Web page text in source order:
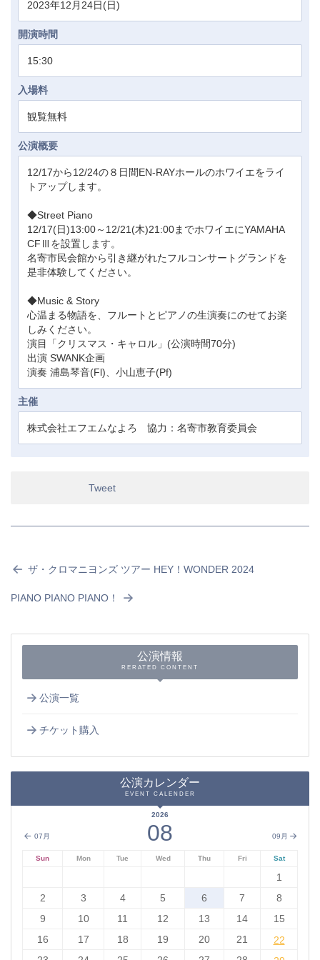
2023年12月24日(日)
開演時間
15:30
入場料
観覧無料
公演概要
12/17から12/24の８日間EN-RAYホールのホワイエをライ
トアップします。
◆Street Piano
12/17(日)13:00～12/21(木)21:00までホワイエにYAMAHA
CFⅢを設置します。
名寄市民会館から引き継がれたフルコンサートグランドを
是非体験してください。
◆Music & Story
心温まる物語を、フルートとピアノの生演奏にのせてお楽
しみください。
演目「クリスマス・キャロル」(公演時間70分)
出演 SWANK企画
演奏 浦島琴音(Fl)、小山恵子(Pf)
主催
株式会社エフエムなよろ 協力：名寄市教育委員会
Tweet
ザ・クロマニヨンズ ツアー HEY！WONDER 2024
PIANO PIANO PIANO！
公演情報
RERATED CONTENT
公演一覧
チケット購入
公演カレンダー
EVENT CALENDER
07月 09月
2026
08
Sun Mon Tue Wed Thu Fri Sat
1
2
3 4 5 6 7
8
9
10 11 12 13 14
15
16
17 18 19 20 21 22
22